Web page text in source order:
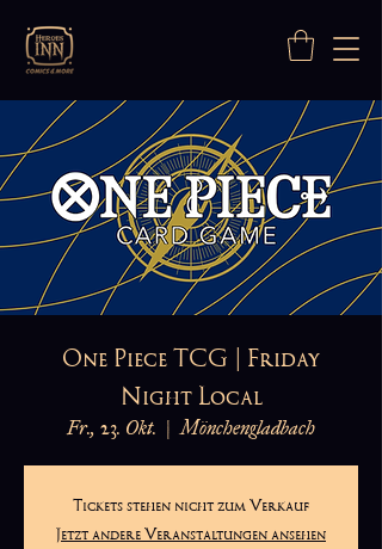
One Piece TCG | Friday
Night Local
Fr., 23. Okt.
  |
Mönchengladbach
Tickets stehen nicht zum Verkauf
Jetzt andere Veranstaltungen ansehen